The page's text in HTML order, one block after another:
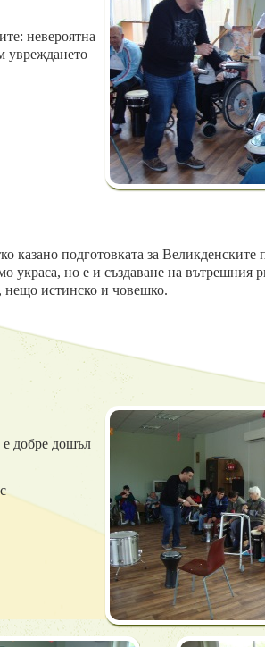
невероятна
увреждането
казано подготовката за Великденските
украса, но е и създаване на вътрешния
нещо истинско и човешко.
добре дошъл